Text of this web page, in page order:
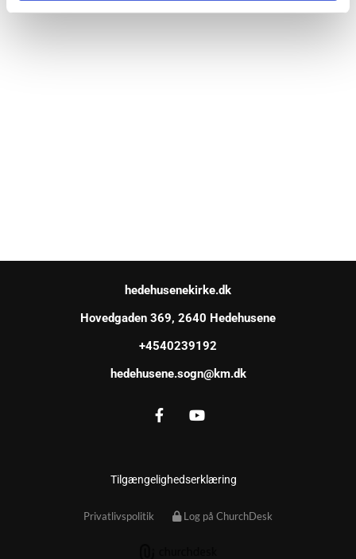
hedehusenekirke.dk
Hovedgaden 369, 2640 Hedehusene
+4540239192
hedehusene.sogn@km.dk
Tilgængelighedserklæring
Privatlivspolitik Log på ChurchDesk